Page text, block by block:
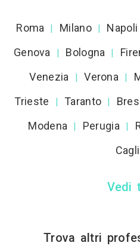
Roma | Milano | Napoli
Genova | Bologna |
Venezia | Verona |
Trieste | Taranto |
Modena | Perugia |
Vedi
Trova altri